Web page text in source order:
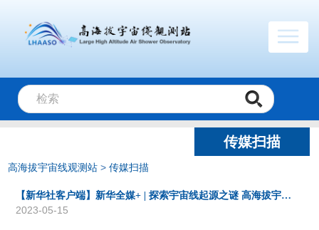
传媒扫描
高海拔宇宙线观测站 >传媒扫描
【新华社客户端】新华全媒+ | 探索宇宙线起源之谜 高海拔宇宙线观测站“拉索”通过国家验收
2023-05-15